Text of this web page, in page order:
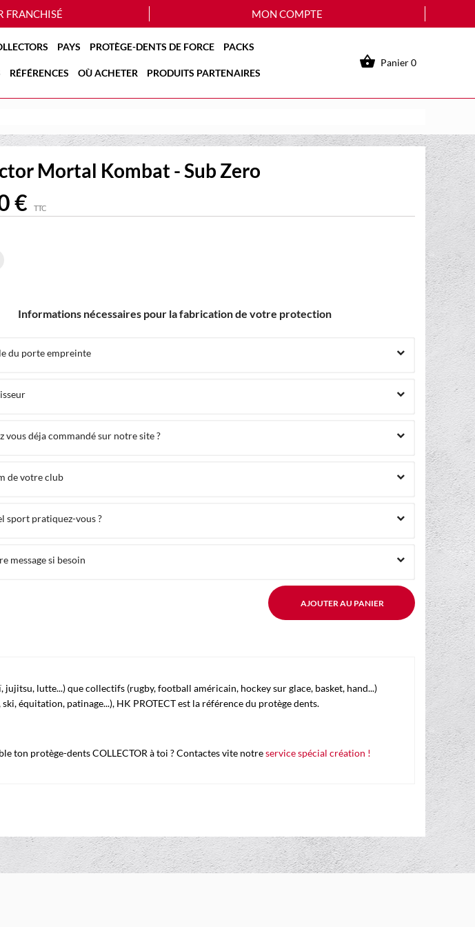
FRANCHISÉ MON COMPTE
PAYS PROTÈGE-DENTS DE FORCE PACKS
RÉFÉRENCES OÙ ACHETER PRODUITS PARTENAIRES
 Panier0
Mortal Kombat - Sub Zero
€ TTC
Informations nécessaires pour la fabrication de votre protection
du porte empreinte
vous déja commandé sur notre site ?
de votre club
sport pratiquez-vous ?
message si besoin
AJOUTER AU PANIER
lutte...) que collectifs (rugby, football américain, hockey sur glace, basket, hand...)
équitation, patinage...), HK PROTECT est la référence du protège dents.
ton protège-dents COLLECTOR à toi ? Contactes vite notreservice spécial création !